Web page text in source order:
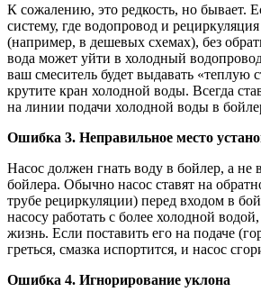
К сожалению, это редкость, но бывает.
систему, где водопровод и
(например, в дешевых схемах), без
вода может уйти в холодный
ваш смеситель будет выдавать «теплую
крутите кран холодной воды. Всегда
на линии подачи холодной воды в
Ошибка 3. Неправильное место
Насос должен гнать воду в бойлер, а не
бойлера. Обычно насос ставят на
трубе рециркуляции) перед входом в
насосу работать с более холодной
жизнь. Если поставить его на подаче
греться, смазка испортится, и насос
Ошибка 4. Игнорирование уклона